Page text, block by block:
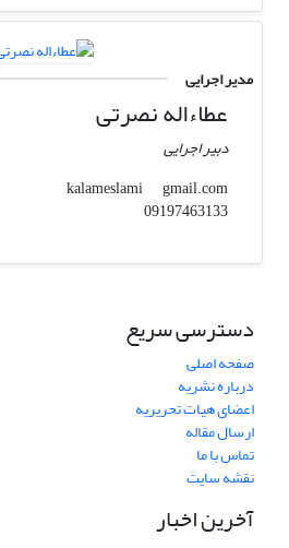
مدیر اجرایی
عطاءاله نصرتی
دبیر اجرایی
kalameslami
gmail.com
09197463133
دسترسی سریع
صفحه اصلی
درباره نشریه
اعضای هیات تحریریه
ارسال مقاله
تماس با ما
نقشه سایت
آخرین اخبار